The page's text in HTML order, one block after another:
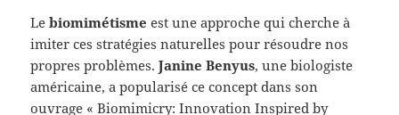
Lebiomimétisme est une approche qui cherche à
imiter ces stratégies naturelles pour résoudre nos
propres problèmes.Janine Benyus, une biologiste
américaine, a popularisé ce concept dans son
ouvrage « Biomimicry: Innovation Inspired by